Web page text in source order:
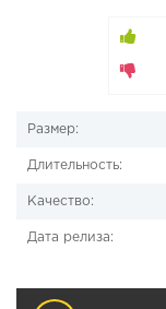
Размер:
Длительность:
Качество:
Дата релиза: